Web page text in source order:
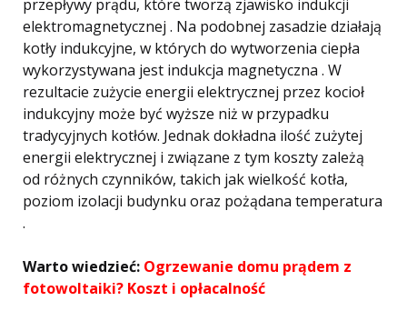
przepływy prądu, które tworzą zjawisko indukcji
elektromagnetycznej . Na podobnej zasadzie działają
kotły indukcyjne, w których do wytworzenia ciepła
wykorzystywana jest indukcja magnetyczna . W
rezultacie zużycie energii elektrycznej przez kocioł
indukcyjny może być wyższe niż w przypadku
tradycyjnych kotłów. Jednak dokładna ilość zużytej
energii elektrycznej i związane z tym koszty zależą
od różnych czynników, takich jak wielkość kotła,
poziom izolacji budynku oraz pożądana temperatura
.
Warto wiedzieć: Ogrzewanie domu prądem z
fotowoltaiki? Koszt i opłacalność